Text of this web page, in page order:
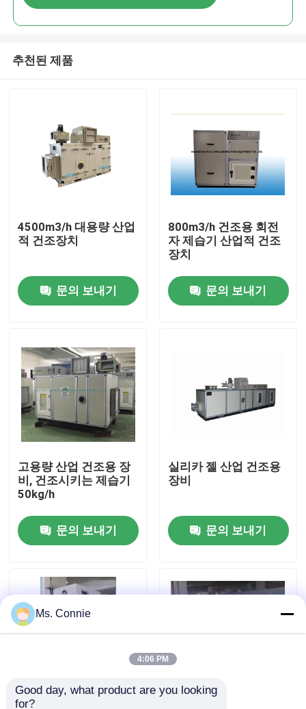
제품
회사 소개
공장 견학
품질 관리
문의하기
산업 건조시키는 제습기
낮은 습도 제습기
추천된 제품
4500m3/h 대용량 산업
적 건조장치
문의 보내기
800m3/h 건조용 회전
자 제습기 산업적 건조
장치
문의 보내기
고용량 산업 건조용 장
비, 건조시키는 제습기
50kg/h
문의 보내기
실리카 젤 산업 건조용
장비
문의 보내기
Ms. Connie
4:06 PM
Good day, what product are you looking
for?